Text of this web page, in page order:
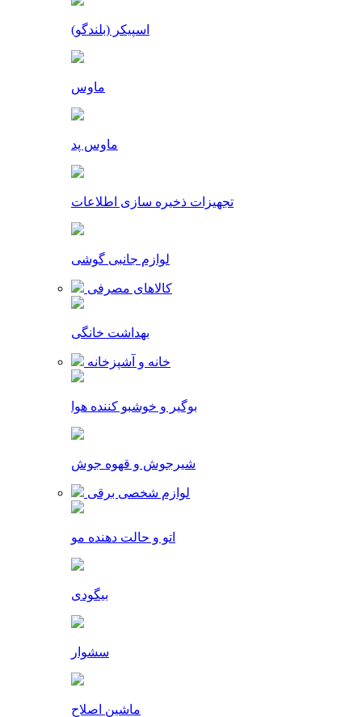
اسپیکر (بلندگو)
ماوس
ماوس پد
تجهیزات ذخیره سازی اطلاعات
لوازم جانبی گوشی
کالاهای مصرفی
بهداشت خانگی
خانه و آشپزخانه
بوگیر و خوشبو کننده هوا
شیرجوش و قهوه جوش
لوازم شخصی برقی
اتو و حالت دهنده مو
بیگودی
سشوار
ماشین اصلاح